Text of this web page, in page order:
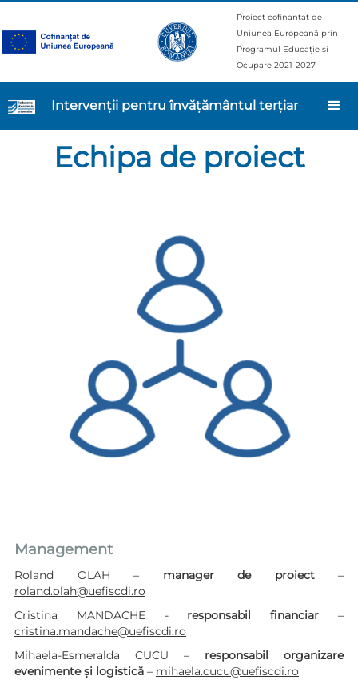
Proiect cofinanțat de
Uniunea Europeană prin
Programul Educație și
Ocupare 2021-2027
Intervenții pentru învățământul terțiar
Echipa de proiect
Management
Roland OLAH – manager de proiect–
roland.olah@uefiscdi.ro
Cristina MANDACHE - responsabil financiar –
cristina.mandache@uefiscdi.ro
Mihaela-Esmeralda CUCU – responsabil organizare
evenimente și logistică – mihaela.cucu@uefiscdi.ro